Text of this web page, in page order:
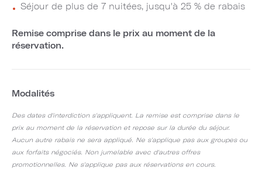
Séjour de plus de 7 nuitées, jusqu'à 25 % de rabais
Remise comprise dans le prix au moment de la
réservation.
Modalités
Des dates d'interdiction s'appliquent. La remise est comprise dans le
prix au moment de la réservation et repose sur la durée du séjour.
Aucun autre rabais ne sera appliqué. Ne s'applique pas aux groupes ou
aux forfaits négociés. Non jumelable avec d'autres offres
promotionnelles. Ne s'applique pas aux réservations en cours.